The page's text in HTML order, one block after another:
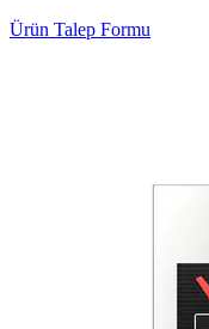
Ürün Talep Formu